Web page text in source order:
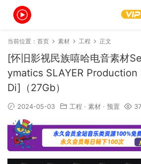
当前位置： 首页 素材 工程 正文
[怀旧影视民族嘻哈电音素材
ymatics SLAYER
Di]（27Gb）
2024-05-03 工程 · 素材 · 预置